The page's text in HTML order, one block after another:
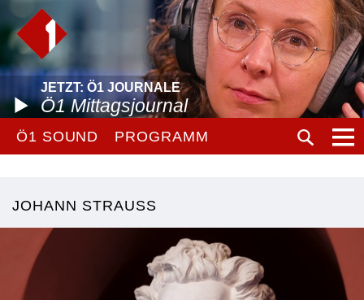
JETZT: Ö1 JOURNALE
Ö1 Mittagsjournal
Ö1 SOUND PROGRAMM
JOHANN STRAUSS